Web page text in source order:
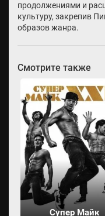
продолжениями и
культуру, закрепив
образов жанра.
Смотрите также
Супер Майк